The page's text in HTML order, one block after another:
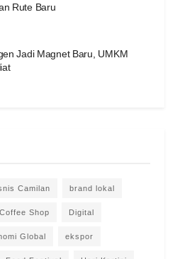
Rute Baru
Jadi Magnet Baru, UMKM
Camilan brand lokal
Coffee Shop Digital
Global ekspor